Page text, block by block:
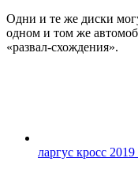
Одни и те же диски
одном и том же
«развал-схождения».
ларгус кросс 2019